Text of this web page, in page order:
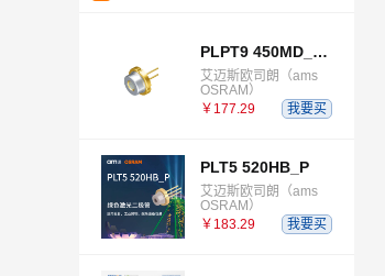
PLPT9 450MD_E E9633 B03B06
艾迈斯欧司朗（ams
OSRAM）
￥177.29
我要买
PLT5 520HB_P
艾迈斯欧司朗（ams
OSRAM）
￥183.29
我要买